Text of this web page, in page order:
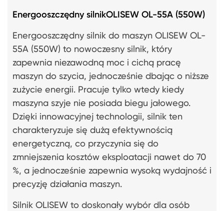
Energooszczędny silnikOLISEW OL-55A (550W)
Energooszczędny silnik do maszyn OLISEW OL-
55A (550W) to nowoczesny silnik, który
zapewnia niezawodną moc i cichą pracę
maszyn do szycia, jednocześnie dbając o niższe
zużycie energii. Pracuje tylko wtedy kiedy
maszyna szyje nie posiada biegu jałowego.
Dzięki innowacyjnej technologii, silnik ten
charakteryzuje się dużą efektywnością
energetyczną, co przyczynia się do
zmniejszenia kosztów eksploatacji nawet do 70
%, a jednocześnie zapewnia wysoką wydajność i
precyzję działania maszyn.
Silnik OLISEW to doskonały wybór dla osób